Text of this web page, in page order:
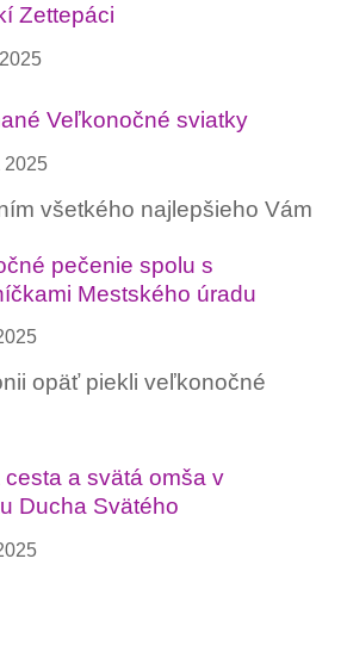
Zettepáci
Veľkonočné sviatky
2025
všetkého najlepšieho Vám
pečenie spolu s
Mestského úradu
opäť piekli veľkonočné
cesta a svätá omša v
Ducha Svätého